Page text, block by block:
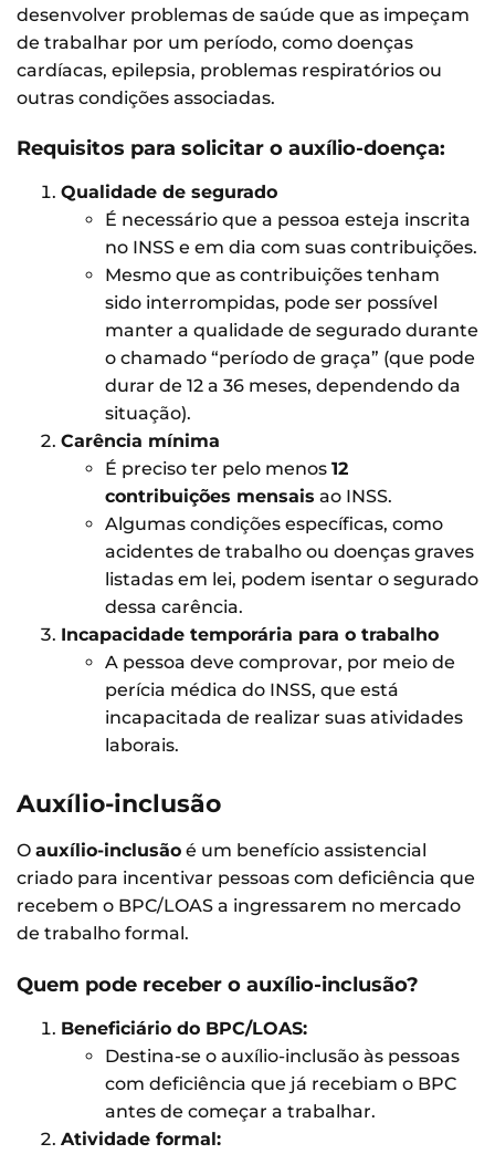
desenvolver problemas de saúde que as impeçam
de trabalhar por um período, como doenças
cardíacas, epilepsia, problemas respiratórios ou
outras condições associadas.
Requisitos para solicitar o auxílio-doença:
Qualidade de segurado
É necessário que a pessoa esteja inscrita
no INSS e em dia com suas contribuições.
Mesmo que as contribuições tenham
sido interrompidas, pode ser possível
manter a qualidade de segurado durante
o chamado “período de graça” (que pode
durar de 12 a 36 meses, dependendo da
situação).
Carência mínima
É preciso ter pelo menos 12
contribuições mensais ao INSS.
Algumas condições específicas, como
acidentes de trabalho ou doenças graves
listadas em lei, podem isentar o segurado
dessa carência.
Incapacidade temporária para o trabalho
A pessoa deve comprovar, por meio de
perícia médica do INSS, que está
incapacitada de realizar suas atividades
laborais.
Auxílio-inclusão
O auxílio-inclusão é um benefício assistencial
criado para incentivar pessoas com deficiência que
recebem o BPC/LOAS a ingressarem no mercado
de trabalho formal.
Quem pode receber o auxílio-inclusão?
Beneficiário do BPC/LOAS:
Destina-se o auxílio-inclusão às pessoas
com deficiência que já recebiam o BPC
antes de começar a trabalhar.
Atividade formal: